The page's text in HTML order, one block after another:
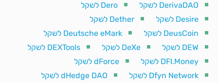
DerivaDAO לשקל
Dero לשקל
Desire לשקל
Dether לשקל
DeusCoin לשקל
Deutsche eMark לשקל
DEW לשקל
DeXe לשקל
DEXTools לשקל
DFI.Money לשקל
dForce לשקל
Dfyn Network לשקל
dHedge DAO לשקל